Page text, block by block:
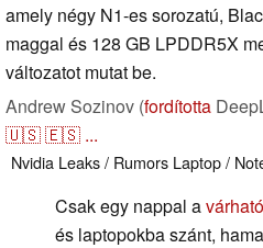
amely négy N1-es sorozatú,
maggal és 128 GB LPDDR5X
változatot mutat be.
Andrew Sozinov (fordította
🇺🇸🇪🇸 ...
Nvidia Leaks / Rumors Laptop /
Csak egy nappal a
és laptopokba szánt,